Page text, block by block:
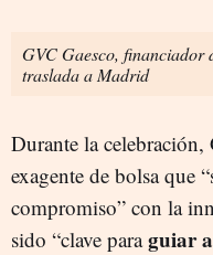
GVC Gaesco, financiador
traslada a Madrid
Durante la celebración,
exagente de bolsa que
compromiso” con la
sido “clave paraguiar